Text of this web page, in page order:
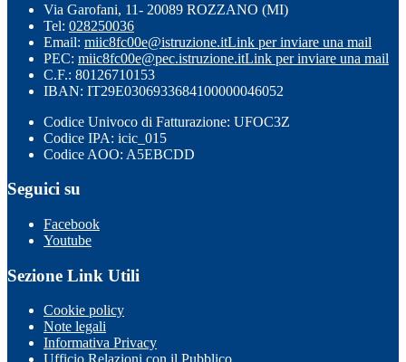
Via Garofani, 11- 20089 ROZZANO (MI)
Tel: 028250036
Email: miic8fc00e@istruzione.itLink per inviare una mail
PEC: miic8fc00e@pec.istruzione.itLink per inviare una mail
C.F.: 80126710153
IBAN: IT29E0306933684100000046052
Codice Univoco di Fatturazione: UFOC3Z
Codice IPA: icic_015
Codice AOO: A5EBCDD
Seguici su
Facebook
Youtube
Sezione Link Utili
Cookie policy
Note legali
Informativa Privacy